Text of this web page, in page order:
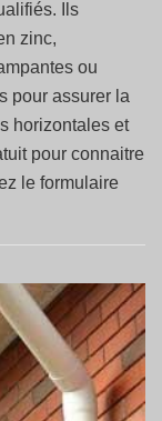
Ils
zinc,
ou
pour assurer la
horizontales et
pour connaitre
le formulaire